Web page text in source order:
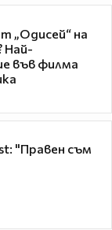
„Одисей“ на
Най-
във филма
"Правен съм